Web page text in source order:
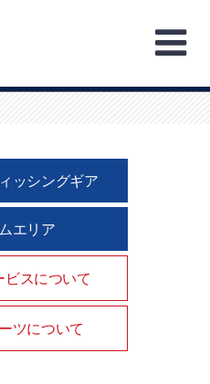
ッシングギア
エリア
ビスについて
ツについて